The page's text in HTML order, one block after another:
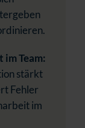
Team:
stärkt
Fehler
im